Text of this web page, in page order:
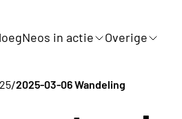
Neos in actie Overige
/2025-03-06 Wandeling